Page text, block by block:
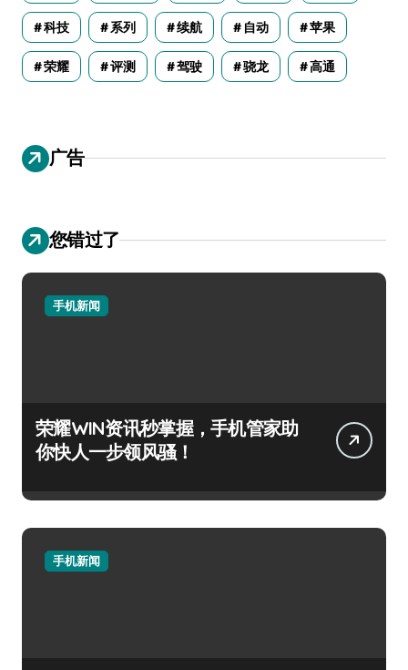
科技 系列 续航 自动 苹果
荣耀 评测 驾驶 骁龙 高通
广告
您错过了
手机新闻
荣耀WIN资讯秒掌握，手机管家助
你快人一步领风骚！
手机新闻